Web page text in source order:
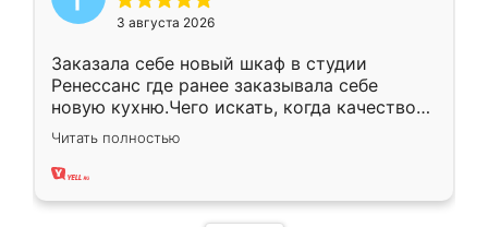
3 августа 2026
Заказала себе новый шкаф в студии
Ренессанс где ранее заказывала себе
новую кухню.Чего искать, когда качеством
вполне довольна. Служит кухня уже почти
два года, нареканий нет.
Читать полностью